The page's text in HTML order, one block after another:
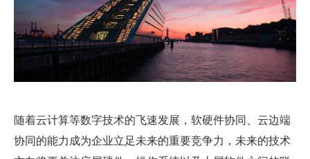
随着云计算等数字技术的飞速发展，软硬件协同、云边端
协同的能力成为企业立足未来的重要竞争力，未来的技术